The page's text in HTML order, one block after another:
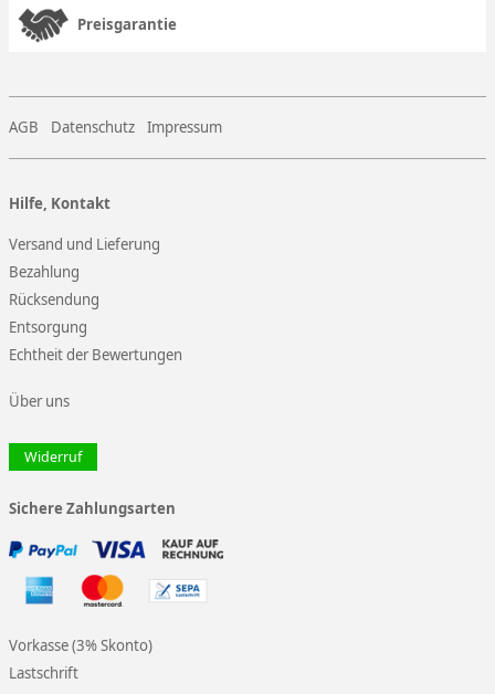
Preisgarantie
AGB Datenschutz Impressum
Hilfe, Kontakt
Versand und Lieferung
Bezahlung
Rücksendung
Entsorgung
Echtheit der Bewertungen
Über uns
Widerruf
Sichere Zahlungsarten
Vorkasse (3% Skonto)
Lastschrift